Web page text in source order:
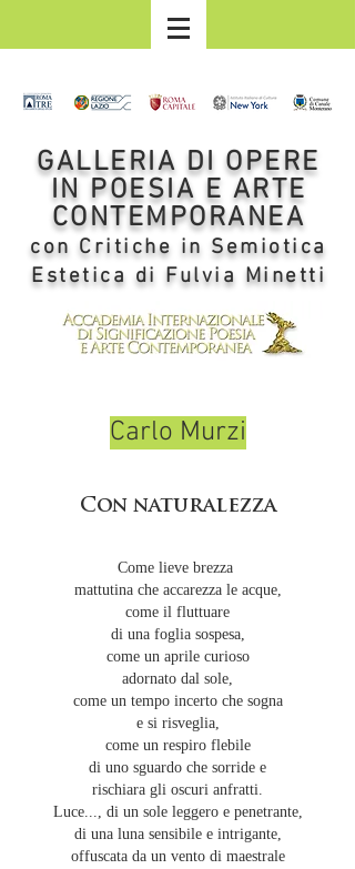
GALLERIA DI OPERE
IN POESIA E ARTE
CONTEMPORANEA
con Critiche in Semiotica
Estetica di Fulvia Minetti
Carlo Murzi
Con naturalezza
Come lieve brezza
mattutina che accarezza le acque,
come il fluttuare
di una foglia sospesa,
come un aprile curioso
adornato dal sole,
come un tempo incerto che sogna
e si risveglia,
come un respiro flebile
di uno sguardo che sorride e
rischiara gli oscuri anfratti.
Luce..., di un sole leggero e penetrante,
di una luna sensibile e intrigante,
offuscata da un vento di maestrale